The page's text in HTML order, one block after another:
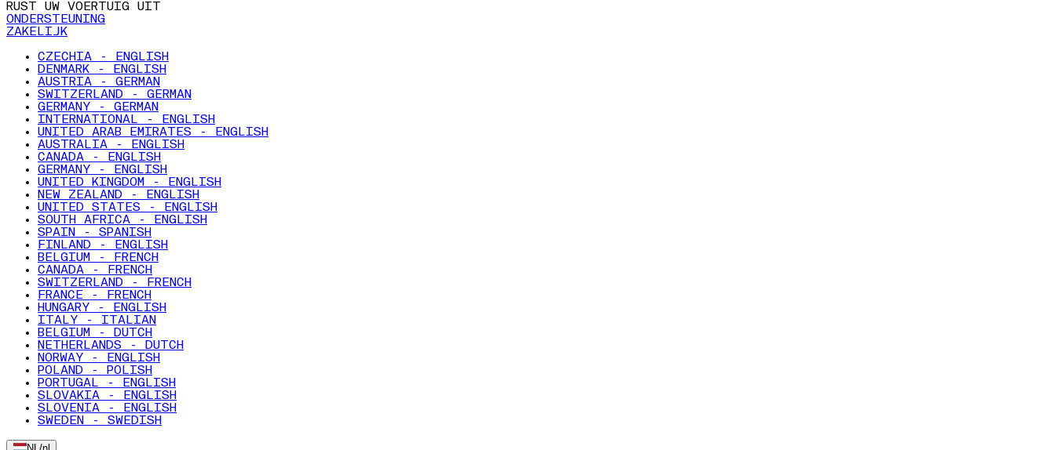
RUST UW VOERTUIG UIT
ONDERSTEUNING
ZAKELIJK
CZECHIA - ENGLISH
DENMARK - ENGLISH
AUSTRIA - GERMAN
SWITZERLAND - GERMAN
GERMANY - GERMAN
INTERNATIONAL - ENGLISH
UNITED ARAB EMIRATES - ENGLISH
AUSTRALIA - ENGLISH
CANADA - ENGLISH
GERMANY - ENGLISH
UNITED KINGDOM - ENGLISH
NEW ZEALAND - ENGLISH
UNITED STATES - ENGLISH
SOUTH AFRICA - ENGLISH
SPAIN - SPANISH
FINLAND - ENGLISH
BELGIUM - FRENCH
CANADA - FRENCH
SWITZERLAND - FRENCH
FRANCE - FRENCH
HUNGARY - ENGLISH
ITALY - ITALIAN
BELGIUM - DUTCH
NETHERLANDS - DUTCH
NORWAY - ENGLISH
POLAND - POLISH
PORTUGAL - ENGLISH
SLOVAKIA - ENGLISH
SLOVENIA - ENGLISH
SWEDEN - SWEDISH